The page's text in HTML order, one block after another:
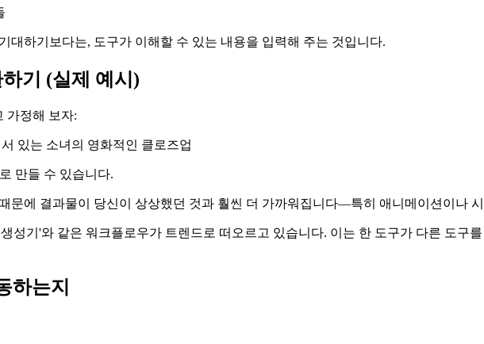
대하기보다는, 도구가 이해할 수 있는 내용을 입력해 주는 것입니다.
기 (실제 예시)
가정해 보자:
있는 소녀의 영화적인 클로즈업
만들 수 있습니다.
문에 결과물이 당신이 상상했던 것과 훨씬 더 가까워집니다—특히 애니메이션이나
성기'와 같은 워크플로우가 트렌드로 떠오르고 있습니다. 이는 한 도구가 다른 도구
하는지